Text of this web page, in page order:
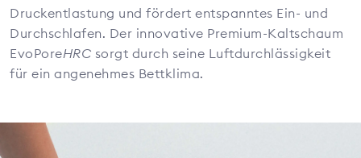
Druckentlastung und fördert entspanntes Ein- und
Durchschlafen. Der innovative Premium-Kaltschaum
EvoPoreHRC sorgt durch seine Luftdurchlässigkeit
für ein angenehmes Bettklima.